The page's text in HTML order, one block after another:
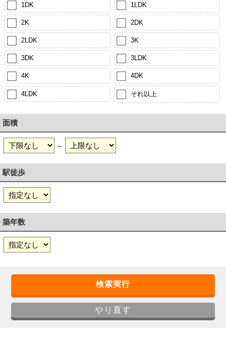
1DK 1LDK
2K 2DK
2LDK 3K
3DK 3LDK
4K 4DK
4LDK それ以上
面積
～
駅徒歩
築年数